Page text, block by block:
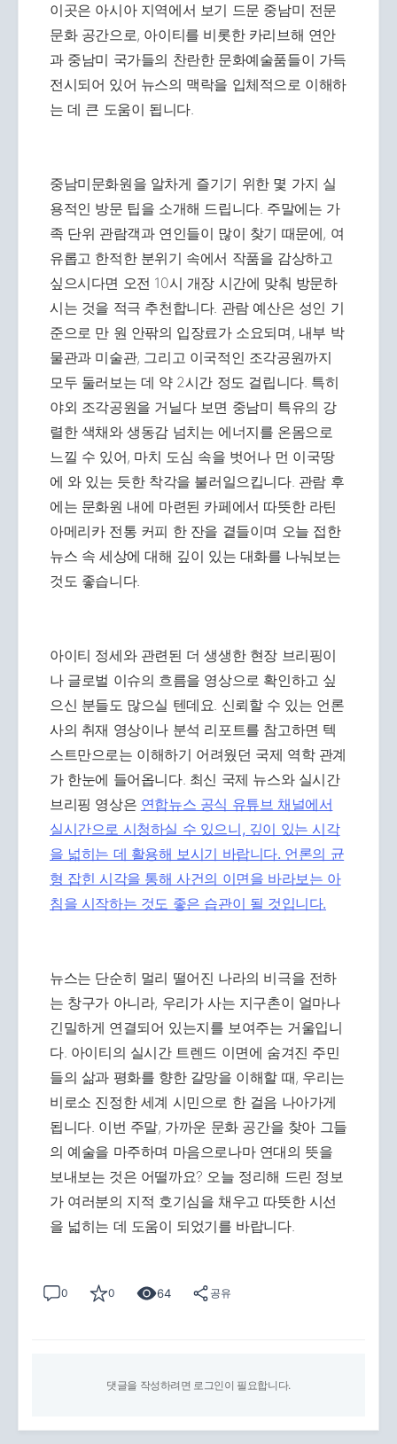
이곳은 아시아 지역에서 보기 드문 중남미 전문
문화 공간으로, 아이티를 비롯한 카리브해 연안
과 중남미 국가들의 찬란한 문화예술품들이 가득
전시되어 있어 뉴스의 맥락을 입체적으로 이해하
는 데 큰 도움이 됩니다.
중남미문화원을 알차게 즐기기 위한 몇 가지 실
용적인 방문 팁을 소개해 드립니다. 주말에는 가
족 단위 관람객과 연인들이 많이 찾기 때문에, 여
유롭고 한적한 분위기 속에서 작품을 감상하고
싶으시다면 오전 10시 개장 시간에 맞춰 방문하
시는 것을 적극 추천합니다. 관람 예산은 성인 기
준으로 만 원 안팎의 입장료가 소요되며, 내부 박
물관과 미술관, 그리고 이국적인 조각공원까지
모두 둘러보는 데 약 2시간 정도 걸립니다. 특히
야외 조각공원을 거닐다 보면 중남미 특유의 강
렬한 색채와 생동감 넘치는 에너지를 온몸으로
느낄 수 있어, 마치 도심 속을 벗어나 먼 이국땅
에 와 있는 듯한 착각을 불러일으킵니다. 관람 후
에는 문화원 내에 마련된 카페에서 따뜻한 라틴
아메리카 전통 커피 한 잔을 곁들이며 오늘 접한
뉴스 속 세상에 대해 깊이 있는 대화를 나눠보는
것도 좋습니다.
아이티 정세와 관련된 더 생생한 현장 브리핑이
나 글로벌 이슈의 흐름을 영상으로 확인하고 싶
으신 분들도 많으실 텐데요. 신뢰할 수 있는 언론
사의 취재 영상이나 분석 리포트를 참고하면 텍
스트만으로는 이해하기 어려웠던 국제 역학 관계
가 한눈에 들어옵니다. 최신 국제 뉴스와 실시간
브리핑 영상은 연합뉴스 공식 유튜브 채널에서
실시간으로 시청하실 수 있으니, 깊이 있는 시각
을 넓히는 데 활용해 보시기 바랍니다. 언론의 균
형 잡힌 시각을 통해 사건의 이면을 바라보는 아
침을 시작하는 것도 좋은 습관이 될 것입니다.
뉴스는 단순히 멀리 떨어진 나라의 비극을 전하
는 창구가 아니라, 우리가 사는 지구촌이 얼마나
긴밀하게 연결되어 있는지를 보여주는 거울입니
다. 아이티의 실시간 트렌드 이면에 숨겨진 주민
들의 삶과 평화를 향한 갈망을 이해할 때, 우리는
비로소 진정한 세계 시민으로 한 걸음 나아가게
됩니다. 이번 주말, 가까운 문화 공간을 찾아 그들
의 예술을 마주하며 마음으로나마 연대의 뜻을
보내보는 것은 어떨까요? 오늘 정리해 드린 정보
가 여러분의 지적 호기심을 채우고 따뜻한 시선
을 넓히는 데 도움이 되었기를 바랍니다.
0 0 64 공유
댓글을 작성하려면 로그인이 필요합니다.